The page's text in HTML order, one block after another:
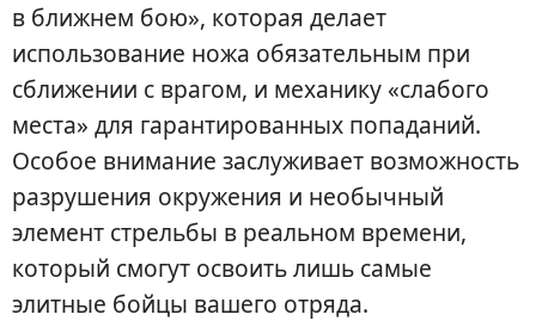
в ближнем бою», которая делает
использование ножа обязательным при
сближении с врагом, и механику «слабого
места» для гарантированных попаданий.
Особое внимание заслуживает возможность
разрушения окружения и необычный
элемент стрельбы в реальном времени,
который смогут освоить лишь самые
элитные бойцы вашего отряда.